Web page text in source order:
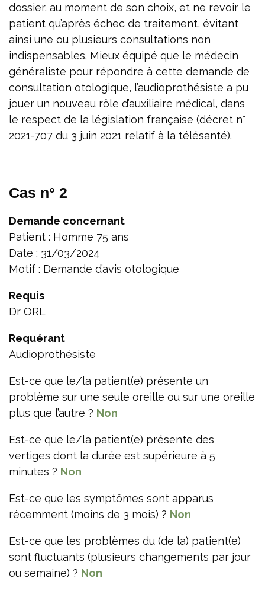
dossier, au moment de son choix, et ne revoir le
patient qu’après échec de traitement, évitant
ainsi une ou plusieurs consultations non
indispensables. Mieux équipé que le médecin
généraliste pour répondre à cette demande de
consultation otologique, l’audioprothésiste a pu
jouer un nouveau rôle d’auxiliaire médical, dans
le respect de la législation française (décret n°
2021-707 du 3 juin 2021 relatif à la télésanté).
Cas n° 2
Demande concernant
Patient : Homme 75 ans
Date : 31/03/2024
Motif : Demande d’avis otologique
Requis
Dr ORL
Requérant
Audioprothésiste
Est-ce que le/la patient(e) présente un
problème sur une seule oreille ou sur une oreille
plus que l’autre ? Non
Est-ce que le/la patient(e) présente des
vertiges dont la durée est supérieure à 5
minutes ? Non
Est-ce que les symptômes sont apparus
récemment (moins de 3 mois) ? Non
Est-ce que les problèmes du (de la) patient(e)
sont fluctuants (plusieurs changements par jour
ou semaine) ? Non